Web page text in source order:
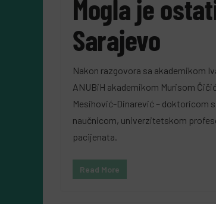
Mogla je
Sarajevo
Nakon razgovora sa akademikom
ANUBiH akademikom Murisom
Mesihović-Dinarević – doktoricom
naučnicom, univerzitetskom
pacijenata.
Read More